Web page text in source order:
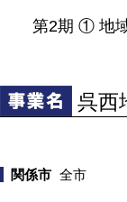
第2期 ① 地
呉西
関係市 全市